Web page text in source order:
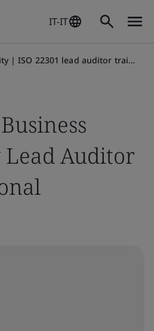
IT-IT
22301 lead auditor training course
Auditor